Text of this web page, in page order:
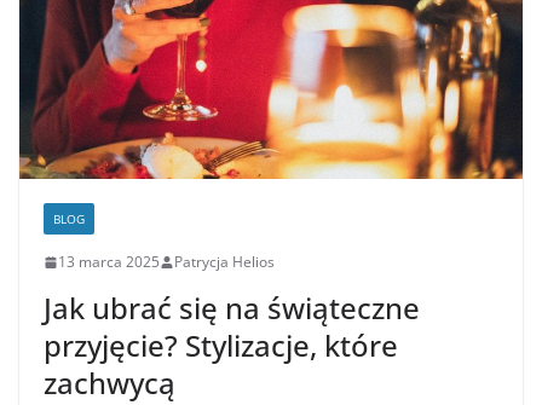
BLOG
13 marca 2025 Patrycja Helios
Jak ubrać się na świąteczne
przyjęcie? Stylizacje, które
zachwycą